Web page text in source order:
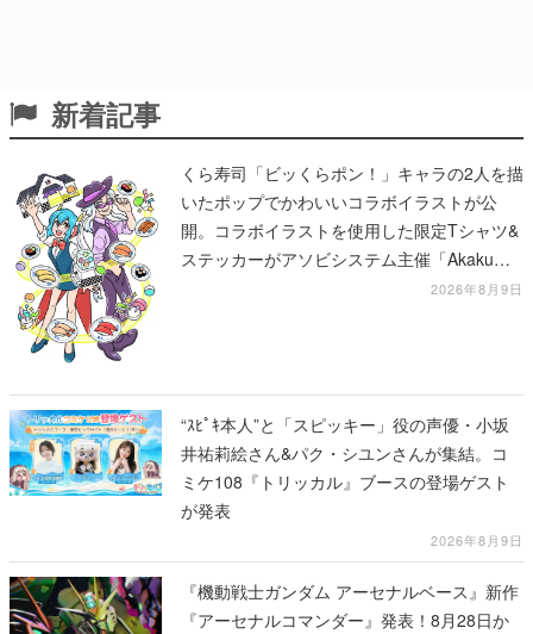
新着記事
くら寿司「ビッくらポン！」キャラの2人を描
いたポップでかわいいコラボイラストが公
開。コラボイラストを使用した限定Tシャツ&
ステッカーがアソビシステム主催「Akaku
2026年8月9日
“ｽﾋﾟｷ本人”と「スピッキー」役の声優・小坂
井祐莉絵さん&パク・シユンさんが集結。コ
ミケ108『トリッカル』ブースの登場ゲスト
が発表
2026年8月9日
『機動戦士ガンダム アーセナルベース』新作
『アーセナルコマンダー』発表！8月28日か